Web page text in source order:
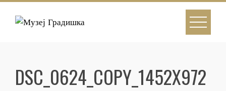
Skip
DSC_0624_COPY_1452X972